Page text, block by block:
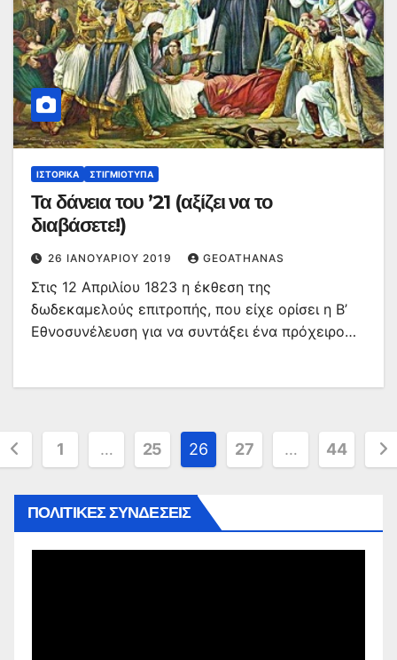
ΙΣΤΟΡΙΚΆ ΣΤΙΓΜΙΌΤΥΠΑ
Τα δάνεια του ’21 (αξίζει να το
διαβάσετε!)
26 ΙΑΝΟΥΑΡΊΟΥ 2019 GEOATHANAS
Στις 12 Απριλίου 1823 η έκθεση της
δωδεκαμελούς επιτροπής, που είχε ορίσει η Β’
Εθνοσυνέλευση για να συντάξει ένα πρόχειρο…
1 … 25 26 27 … 44
ΠΟΛΙΤΙΚΕΣ ΣΥΝΔΕΣΕΙΣ